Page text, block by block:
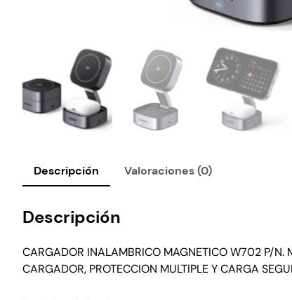
Descripción Valoraciones (0)
Descripción
CARGADOR INALAMBRICO MAGNETICO W702 P/N.
CARGADOR, PROTECCION MULTIPLE Y CARGA